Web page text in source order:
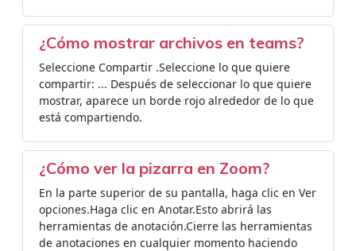
¿Cómo mostrar archivos en teams?
Seleccione Compartir .Seleccione lo que quiere
compartir: ... Después de seleccionar lo que quiere
mostrar, aparece un borde rojo alrededor de lo que
está compartiendo.
¿Cómo ver la pizarra en Zoom?
En la parte superior de su pantalla, haga clic en Ver
opciones.Haga clic en Anotar.Esto abrirá las
herramientas de anotación.Cierre las herramientas
de anotaciones en cualquier momento haciendo